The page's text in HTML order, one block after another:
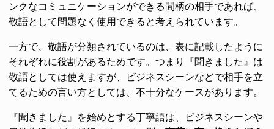
ンクなコミュニケーションができる間柄の相手であれば、
敬語として問題なく使用できると考えられています。
一方で、敬語が分類されているのは、表に記載したように
それぞれに役割があるためです。つまり『聞きました』は
敬語としては使えますが、ビジネスシーンなどで相手を立
てるための言い方としては、不十分なケースがあります。
『聞きました』を始めとする丁寧語は、ビジネスシーンや